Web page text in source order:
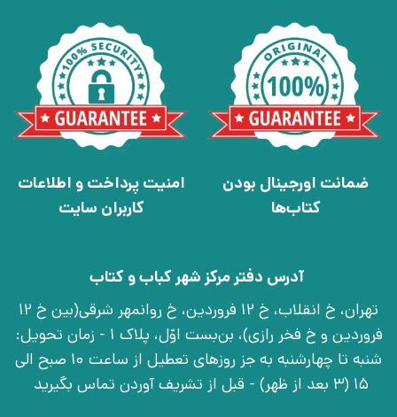
ضمانت اورجینال بودن
کتاب‌ها
امنیت پرداخت و اطلاعات
کاربران سایت
آدرس دفتر مرکز شهر کباب و کتاب
تهران، خ انقلاب، خ 12 فروردین، خ روانمهر شرقی(بین خ 12
فروردین و خ فخر رازی)، بن‌بست اوّل، پلاک 1 - زمان تحویل:
شنبه تا چهارشنبه به جز روزهای تعطیل از ساعت 10 صبح الی
15 (3 بعد از ظهر) - قبل از تشریف آوردن تماس بگیرید